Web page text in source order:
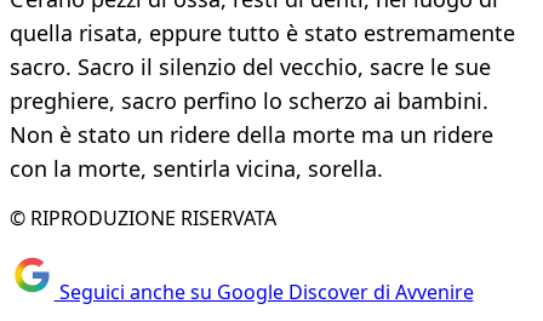
quella risata, eppure tutto è stato estremamente
sacro. Sacro il silenzio del vecchio, sacre le sue
preghiere, sacro perfino lo scherzo ai bambini.
Non è stato un ridere della morte ma un ridere
con la morte, sentirla vicina, sorella.
© RIPRODUZIONE RISERVATA
Seguici anche su Google Discover di Avvenire